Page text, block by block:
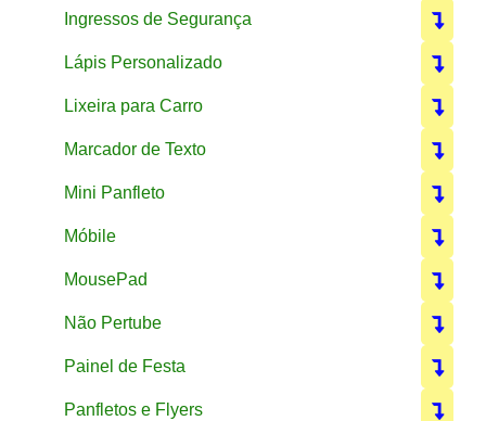
Ingressos de Segurança
Lápis Personalizado
Lixeira para Carro
Marcador de Texto
Mini Panfleto
Móbile
MousePad
Não Pertube
Painel de Festa
Panfletos e Flyers